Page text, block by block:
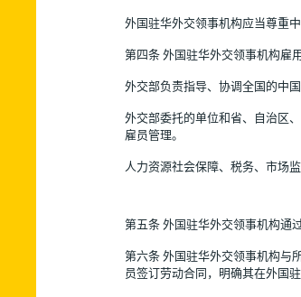
外国驻华外交领事机构应当尊重
第四条 外国驻华外交领事机构雇
外交部负责指导、协调全国的中国
外交部委托的单位和省、自治区
雇员管理。
人力资源社会保障、税务、市场
第五条 外国驻华外交领事机构通
第六条 外国驻华外交领事机构与
员签订劳动合同，明确其在外国